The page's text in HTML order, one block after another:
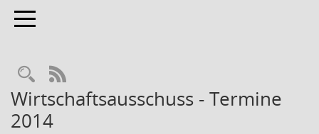
Toggle navigation
RSS-Feed
Wirtschaftsausschuss - Termine
2014